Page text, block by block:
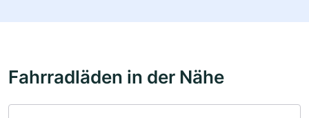
Fahrradläden in der Nähe